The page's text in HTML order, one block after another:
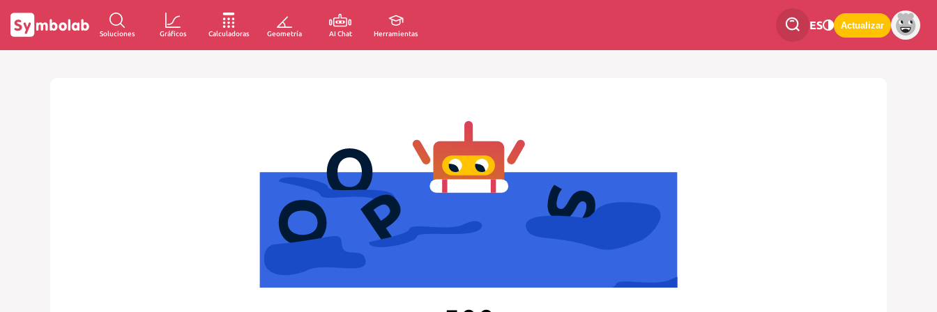
Soluciones Gráficos Calculadoras Geometría AI Chat Herramientas
ES Actualizar